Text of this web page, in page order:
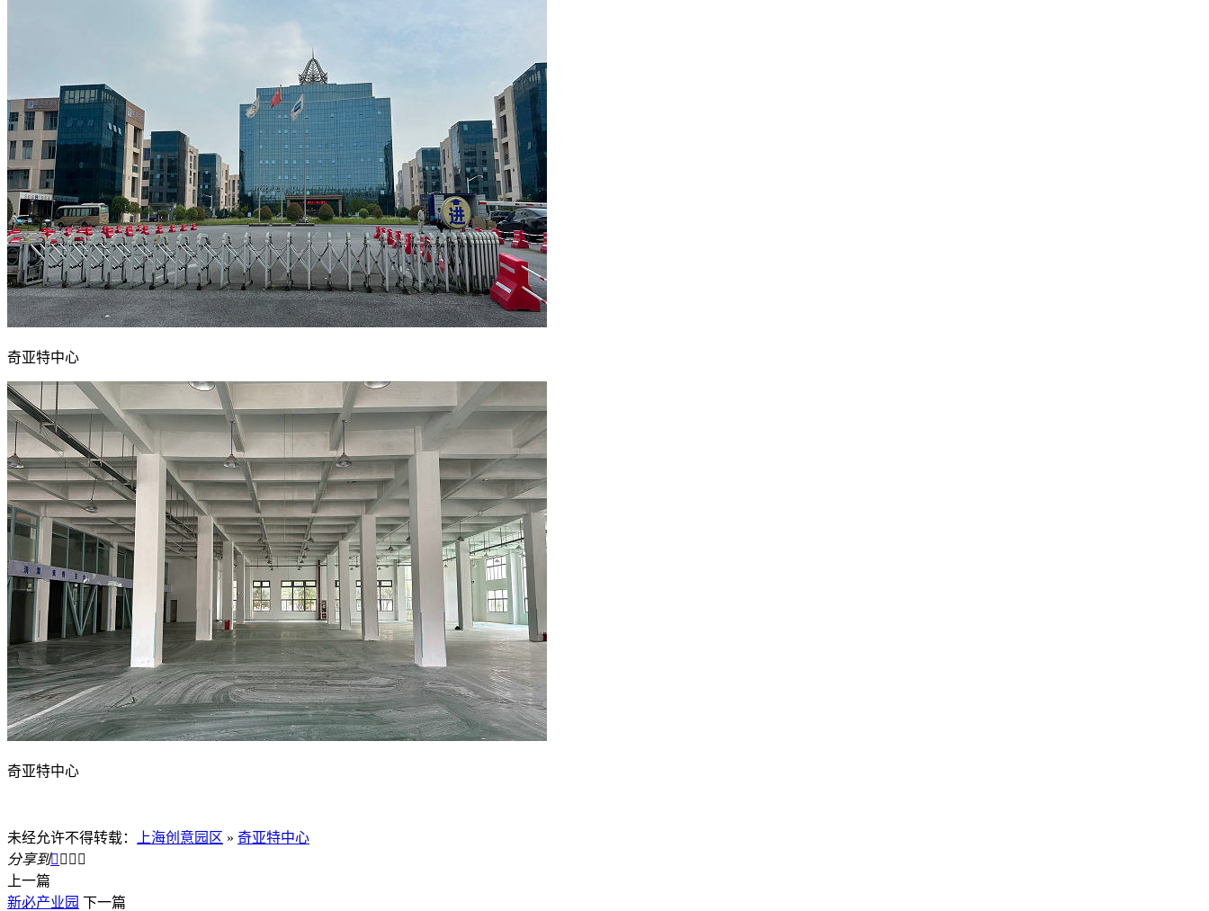
奇亚特中心
奇亚特中心
未经允许不得转载： 上海创意园区 » 奇亚特中心
分享到   
上一篇
新必产业园 下一篇